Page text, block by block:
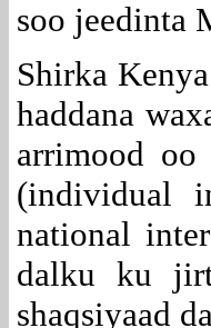
soo jeedinta
Shirka
haddana
arrimood oo
(individual
national
dalku ku
shaqsiyaad